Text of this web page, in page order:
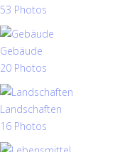
53 Photos
Gebäude
20 Photos
Landschaften
16 Photos